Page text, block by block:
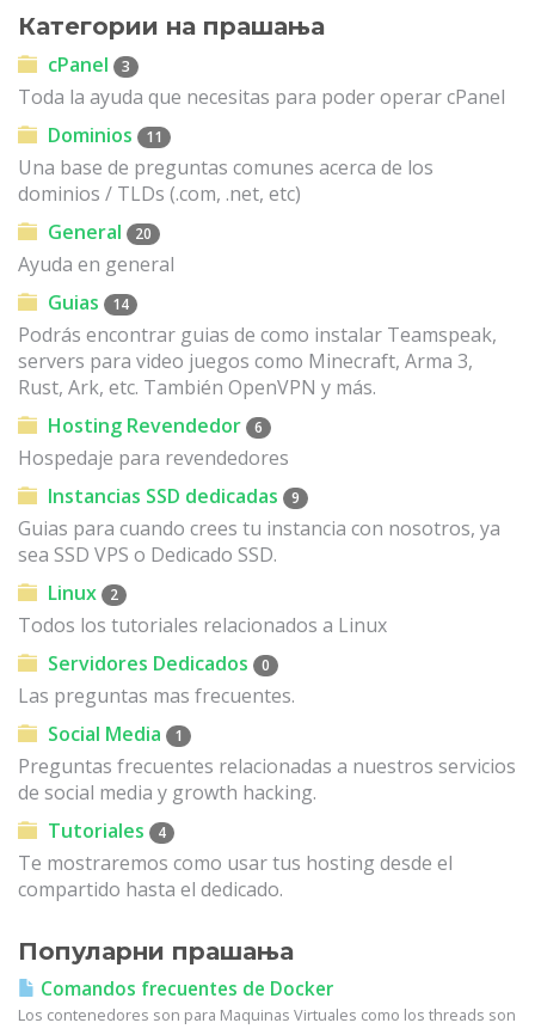
Категории на прашања
cPanel 3
Toda la ayuda que necesitas para poder operar cPanel
Dominios
11
Una base de preguntas comunes acerca de los
dominios / TLDs (.com, .net, etc)
General
20
Ayuda en general
Guias
14
Podrás encontrar guias de como instalar Teamspeak,
servers para video juegos como Minecraft, Arma 3,
Rust, Ark, etc. También OpenVPN y más.
Hosting Revendedor
6
Hospedaje para revendedores
Instancias SSD dedicadas
9
Guias para cuando crees tu instancia con nosotros, ya
sea SSD VPS o Dedicado SSD.
Linux
2
Todos los tutoriales relacionados a Linux
Servidores Dedicados
0
Las preguntas mas frecuentes.
Social Media
1
Preguntas frecuentes relacionadas a nuestros servicios
de social media y growth hacking.
Tutoriales
4
Te mostraremos como usar tus hosting desde el
compartido hasta el dedicado.
Популарни прашања
Comandos frecuentes de Docker
Los contenedores son para Maquinas Virtuales como los threads son